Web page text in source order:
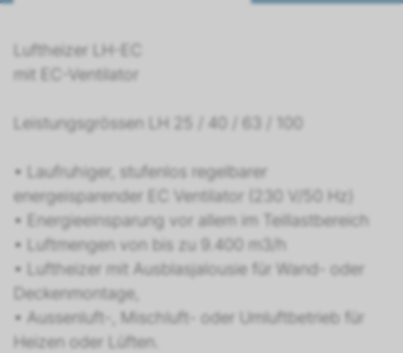
Luftheizer LH-EC
mit EC-Ventilator
Leistungsgrössen LH 25 / 40 / 63 / 100
• Laufruhiger, stufenlos regelbarer
energeisparender EC Ventilator (230 V/50 Hz)
• Energieeinsparung vor allem im Teillastbereich
• Luftmengen von bis zu 9.400 m3/h
• Luftheizer mit Ausblasjalousie für Wand- oder
Deckenmontage,
• Aussenluft-, Mischluft- oder Umluftbetrieb für
Heizen oder Lüften.